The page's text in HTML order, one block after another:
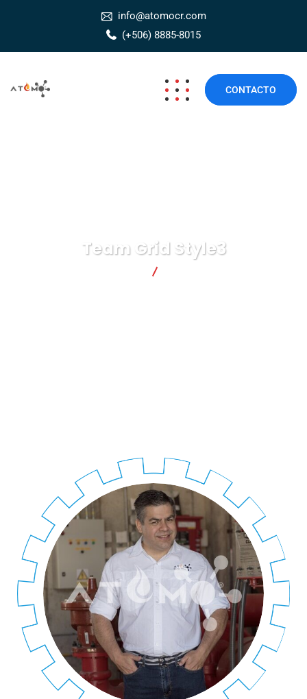
info@atomocr.com
(+506) 8885-8015
CONTACTO
Team Grid Style3